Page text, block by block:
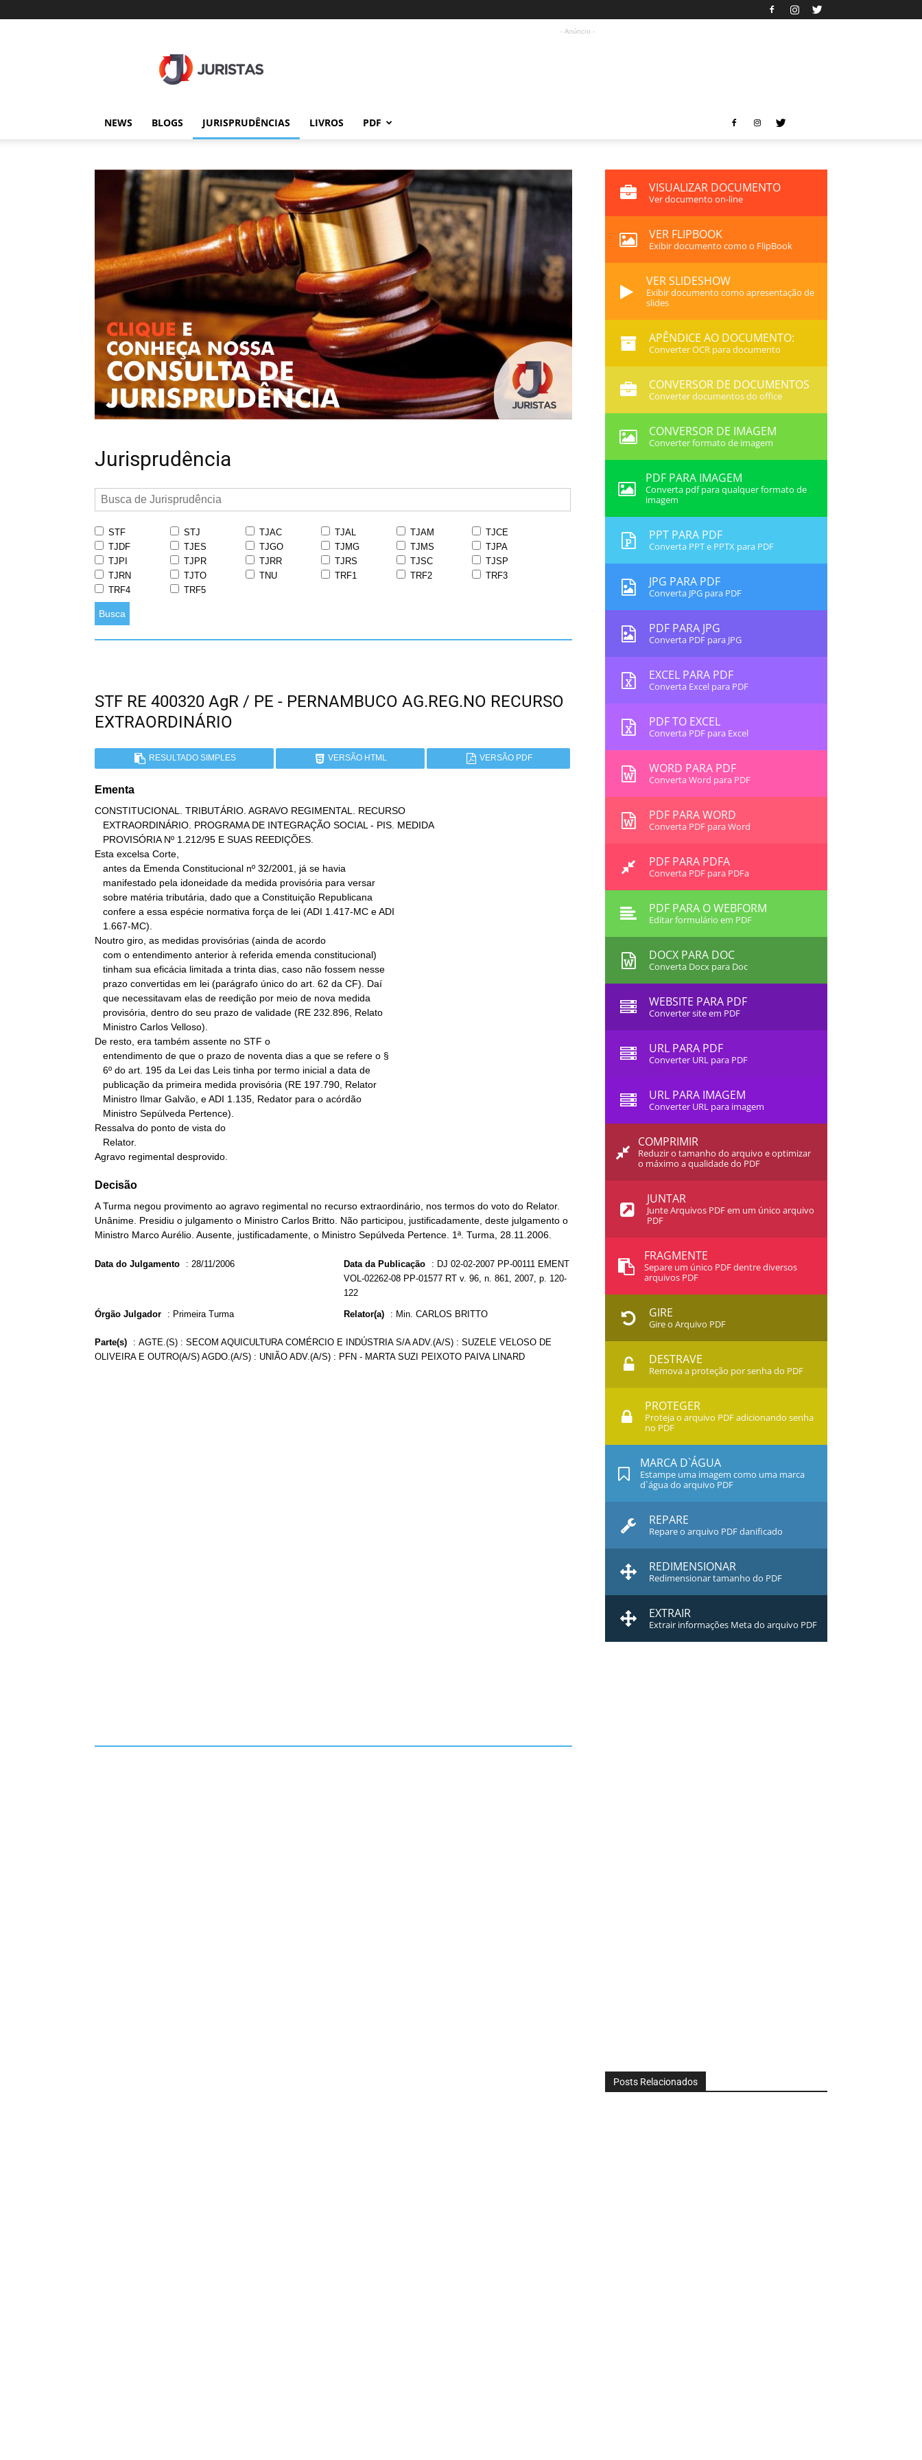
- Anúncio -
NEWS BLOGS JURISPRUDÊNCIAS LIVROS PDF
Jurisprudência
STF STJ TJAC TJAL TJAM
TJCE
TJDF
TJES TJGO TJMG TJMS
TJPA
TJPI
TJPR TJRR TJRS TJSC
TJSP
TJRN
TJTO TNU TRF1 TRF2
TRF3
TRF4
TRF5
Busca
STF RE 400320 AgR / PE - PERNAMBUCO AG.REG.NO RECURSO
EXTRAORDINÁRIO
RESULTADO SIMPLES VERSÃO HTML VERSÃO PDF
Ementa
CONSTITUCIONAL. TRIBUTÁRIO. AGRAVO REGIMENTAL. RECURSO
Esta excelsa Corte,
Noutro giro, as medidas provisórias (ainda de acordo
De resto, era também assente no STF o
Ressalva do ponto de vista do
Agravo regimental desprovido.
Decisão
A Turma negou provimento ao agravo regimental no recurso extraordinário, nos termos do voto do Relator.
Unânime. Presidiu o julgamento o Ministro Carlos Britto. Não participou, justificadamente, deste julgamento o
Ministro Marco Aurélio. Ausente, justificadamente, o Ministro Sepúlveda Pertence. 1ª. Turma, 28.11.2006.
Data do Julgamento : 28/11/2006 Data da Publicação : DJ 02-02-2007 PP-00111 EMENT
VOL-02262-08 PP-01577 RT v. 96, n. 861, 2007, p. 120-
122
Órgão Julgador : Primeira Turma Relator(a) : Min. CARLOS BRITTO
Parte(s) : AGTE.(S) : SECOM AQUICULTURA COMÉRCIO E INDÚSTRIA S/A ADV.(A/S) : SUZELE VELOSO DE
OLIVEIRA E OUTRO(A/S) AGDO.(A/S) : UNIÃO ADV.(A/S) : PFN - MARTA SUZI PEIXOTO PAIVA LINARD
VISUALIZAR DOCUMENTO
Ver documento on-line
VER FLIPBOOK
Exibir documento como o FlipBook
VER SLIDESHOW
Exibir documento como apresentação de
slides
APÊNDICE AO DOCUMENTO:
Converter OCR para documento
CONVERSOR DE DOCUMENTOS
Converter documentos do office
CONVERSOR DE IMAGEM
Converter formato de imagem
PDF PARA IMAGEM
Converta pdf para qualquer formato de
imagem
PPT PARA PDF
Converta PPT e PPTX para PDF
JPG PARA PDF
Converta JPG para PDF
PDF PARA JPG
Converta PDF para JPG
EXCEL PARA PDF
Converta Excel para PDF
PDF TO EXCEL
Converta PDF para Excel
WORD PARA PDF
Converta Word para PDF
PDF PARA WORD
Converta PDF para Word
PDF PARA PDFA
Converta PDF para PDFa
PDF PARA O WEBFORM
Editar formulário em PDF
DOCX PARA DOC
Converta Docx para Doc
WEBSITE PARA PDF
Converter site em PDF
URL PARA PDF
Converter URL para PDF
URL PARA IMAGEM
Converter URL para imagem
COMPRIMIR
Reduzir o tamanho do arquivo e optimizar
o máximo a qualidade do PDF
JUNTAR
Junte Arquivos PDF em um único arquivo
PDF
FRAGMENTE
Separe um único PDF dentre diversos
arquivos PDF
GIRE
Gire o Arquivo PDF
DESTRAVE
Remova a proteção por senha do PDF
PROTEGER
Proteja o arquivo PDF adicionando senha
no PDF
MARCA D`ÁGUA
Estampe uma imagem como uma marca
d`água do arquivo PDF
REPARE
Repare o arquivo PDF danificado
REDIMENSIONAR
Redimensionar tamanho do PDF
EXTRAIR
Extrair informações Meta do arquivo PDF
Posts Relacionados